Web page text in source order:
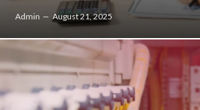
Admin August 21, 2025